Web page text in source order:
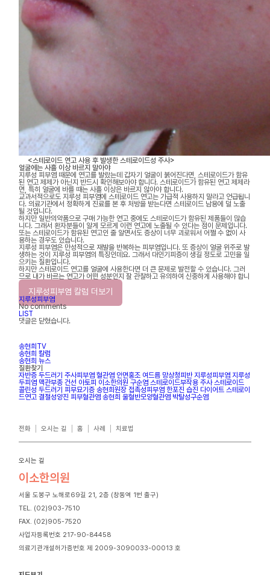
<스테로이드 연고 사용 후 발생한 스테로이드성 주사>
얼굴에는 사흘 이상 바르지 말아야
지루성 피부염 때문에 연고를 발랐는데 갑자기 얼굴이 붉어진다면, 스테로이드가 함유
된 연고 제제가 아닌지 반드시 확인해보아야 합니다. 스테로이드가 함유된 연고 제제라
면, 특히 얼굴에 바를 때는 사흘 이상은 바르지 않아야 합니다.
교과서적으로도 지루성 피부염에 스테로이드 연고는 가급적 사용하지 말라고 언급됩니
다. 의료기관에서 정확하게 진료를 본 후 처방을 받는다면 스테로이드 남용에 덜 노출
될 것입니다.
하지만 일반의약품으로 구매 가능한 연고 중에도 스테로이드가 함유된 제품들이 많습
니다. 그래서 환자분들이 알게 모르게 이런 연고에 노출될 수 있다는 점이 문제입니다.
또는 스테로이드가 함유된 연고인 줄 알면서도 증상이 너무 괴로워서 어쩔 수 없이 사
용하는 경우도 있습니다.
지루성 피부염은 만성적으로 재발을 반복하는 피부염입니다. 또 증상이 얼굴 위주로 발
생하는 것이 지루성 피부염의 특징인데요. 그래서 대인기피증이 생길 정도로 고민을 일
으키는 질환입니다.
하지만 스테로이드 연고를 얼굴에 사용한다면 더 큰 문제로 발전할 수 있습니다. 그러
므로 내가 바르는 연고가 어떤 성분인지 잘 관찰하고 유의하여 신중하게 사용해야 합니
다.
지루성피부염 칼럼 더보기
지루성피부염
No comments
LIST
댓글은 닫혔습니다.
송현희TV
송현희 칼럼
송현희 뉴스
질환찾기
자반증 두드러기 주사피부염 혈관염 안면홍조 여드름 망상청피반 지루성피부염 지루성
두피염 맥관부종 건선 아토피 이소한의원 구순염 스테로이드부작용 주사 스테로이드
콜린성 두드러기 피부묘기증 송현희원장 접촉성피부염 한포진 습진 다이어트 스테로이
드연고 결절성양진 피부혈관염 송현희 울혈반모양혈관염 박탈성구순염
전화 오시는 길 홈 사례 치료법
오시는 길
이소한의원
서울 도봉구 노해로69길 21, 2층 (창동역 1번 출구)
TEL. (02)903-7510
FAX. (02)905-7520
사업자등록번호 217-90-84458
의료기관개설허가증번호 제 2009-3090033-00013 호